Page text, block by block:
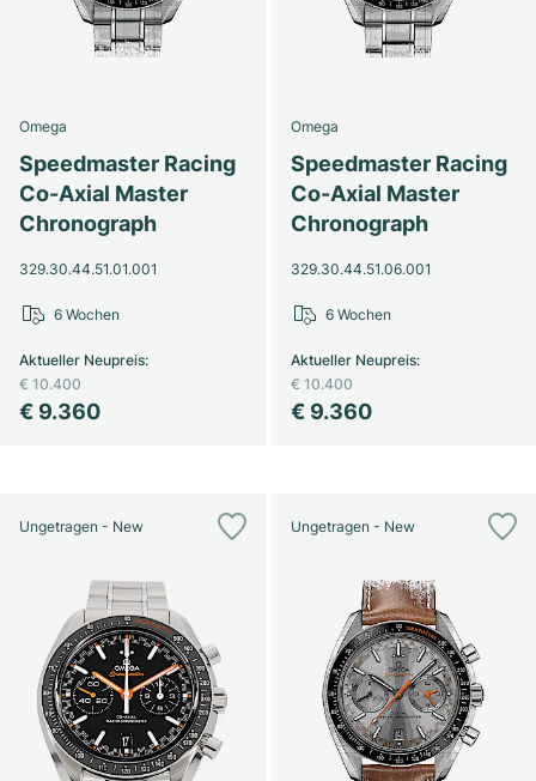
Omega
Speedmaster Racing
Co-Axial Master
Chronograph
329.30.44.51.01.001
€ 9.360
Aktueller Neupreis:
€ 10.400
6 Wochen
Omega
Speedmaster Racing
Co-Axial Master
Chronograph
329.30.44.51.06.001
€ 9.360
Aktueller Neupreis:
€ 10.400
6 Wochen
Ungetragen - New Ungetragen - New